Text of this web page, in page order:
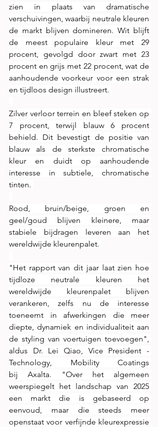
zien in plaats van dramatische
verschuivingen, waarbij neutrale kleuren
de markt blijven domineren. Wit blijft
de meest populaire kleur met 29
procent, gevolgd door zwart met 23
procent en grijs met 22 procent, wat de
aanhoudende voorkeur voor een strak
en tijdloos design illustreert.
Zilver verloor terrein en bleef steken op
7 procent, terwijl blauw 6 procent
behield. Dit bevestigt de positie van
blauw als de sterkste chromatische
kleur en duidt op aanhoudende
interesse in subtiele, chromatische
tinten.
Rood, bruin/beige, groen en
geel/goud blijven kleinere, maar
stabiele bijdragen leveren aan het
wereldwijde kleurenpalet.
"Het rapport van dit jaar laat zien hoe
tijdloze neutrale kleuren het
wereldwijde kleurenpalet blijven
verankeren, zelfs nu de interesse
toeneemt in afwerkingen die meer
diepte, dynamiek en individualiteit aan
de styling van voertuigen toevoegen",
aldus Dr. Lei Qiao, Vice President -
Technology, Mobility Coatings
bij Axalta. "Over het algemeen
weerspiegelt het landschap van 2025
een markt die is gebaseerd op
eenvoud, maar die steeds meer
openstaat voor verfijnde kleurexpressie